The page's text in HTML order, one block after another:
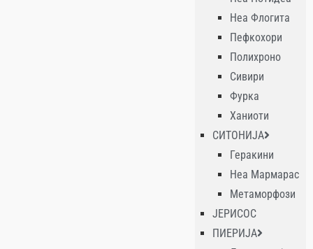
Неа Флогита
Пефкохори
Полихроно
Сивири
Фурка
Ханиоти
СИТОНИЈА
Геракини
Неа Мармарас
Метаморфози
ЈЕРИСОС
ПИЕРИЈА